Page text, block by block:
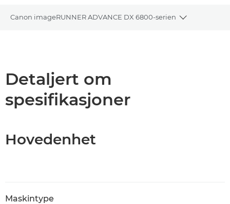
Canon imageRUNNER ADVANCE DX 6800-serien
Toggle
PDF-nedlasting
Detaljert om
spesifikasjoner
Hovedenhet
Maskintype